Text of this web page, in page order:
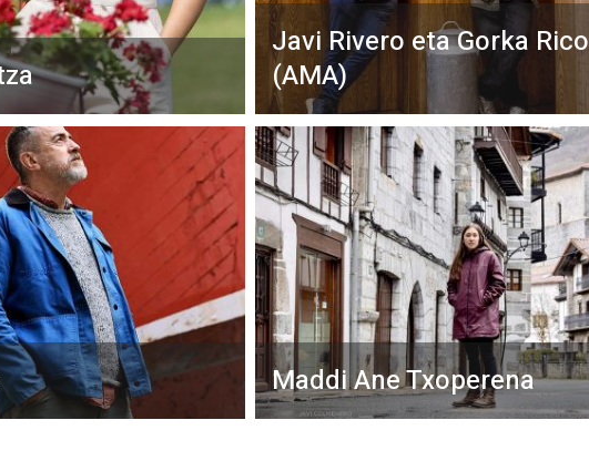
Javi Rivero eta Gorka Rico
(AMA)
Maddi Ane Txoperena